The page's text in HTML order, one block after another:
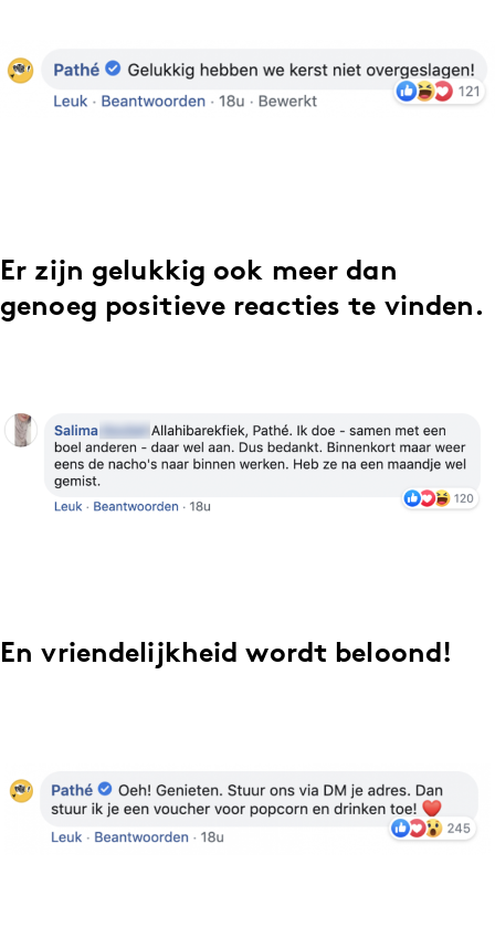
Er zijn gelukkig ook meer dan
genoeg positieve reacties te vinden.
En vriendelijkheid wordt beloond!